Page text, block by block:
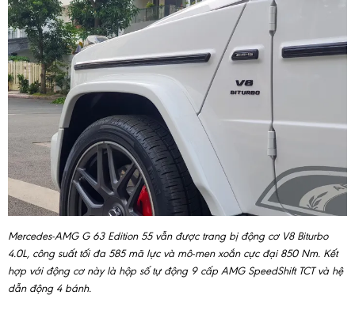
Mercedes-AMG G 63 Edition 55 vẫn được trang bị động cơ V8 Biturbo
4.0L, công suất tối đa 585 mã lực và mô-men xoắn cực đại 850 Nm. Kết
hợp với động cơ này là hộp số tự động 9 cấp AMG SpeedShift TCT và hệ
dẫn động 4 bánh.